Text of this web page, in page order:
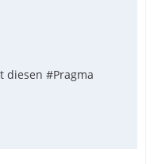
diesen #Pragma